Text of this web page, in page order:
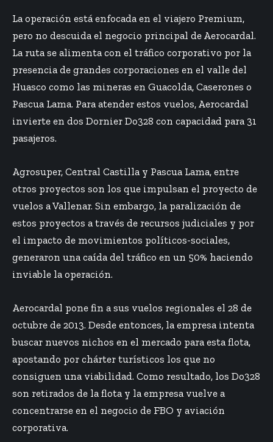
La operación está enfocada en el viajero Premium,
pero no descuida el negocio principal de Aerocardal.
La ruta se alimenta con el tráfico corporativo por la
presencia de grandes corporaciones en el valle del
Huasco como las mineras en Guacolda, Caserones o
Pascua Lama. Para atender estos vuelos, Aerocardal
invierte en dos Dornier Do328 con capacidad para 31
pasajeros.
Agrosuper, Central Castilla y Pascua Lama, entre
otros proyectos son los que impulsan el proyecto de
vuelos a Vallenar. Sin embargo, la paralización de
estos proyectos a través de recursos judiciales y por
el impacto de movimientos políticos-sociales,
generaron una caída del tráfico en un 50% haciendo
inviable la operación.
Aerocardal pone fin a sus vuelos regionales el 28 de
octubre de 2013. Desde entonces, la empresa intenta
buscar nuevos nichos en el mercado para esta flota,
apostando por chárter turísticos los que no
consiguen una viabilidad. Como resultado, los Do328
son retirados de la flota y la empresa vuelve a
concentrarse en el negocio de FBO y aviación
corporativa.